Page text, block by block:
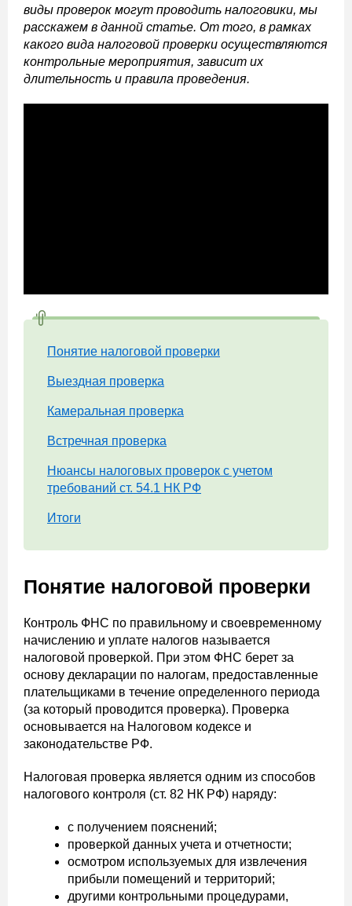
виды проверок могут проводить налоговики, мы
расскажем в данной статье. От того, в рамках
какого вида налоговой проверки осуществляются
контрольные мероприятия, зависит их
длительность и правила проведения.
Понятие налоговой проверки
Выездная проверка
Камеральная проверка
Встречная проверка
Нюансы налоговых проверок с учетом
требований ст. 54.1 НК РФ
Итоги
Понятие налоговой проверки
Контроль ФНС по правильному и своевременному
начислению и уплате налогов называется
налоговой проверкой. При этом ФНС берет за
основу декларации по налогам, предоставленные
плательщиками в течение определенного периода
(за который проводится проверка). Проверка
основывается на Налоговом кодексе и
законодательстве РФ.
Налоговая проверка является одним из способов
налогового контроля (ст. 82 НК РФ) наряду:
с получением пояснений;
проверкой данных учета и отчетности;
осмотром используемых для извлечения
прибыли помещений и территорий;
другими контрольными процедурами,